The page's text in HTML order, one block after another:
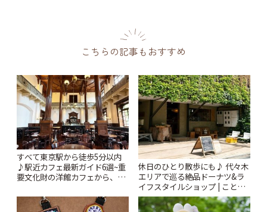
こちらの記事もおすすめ
すべて東京駅から徒歩5分以内
♪駅近カフェ最新ガイド6選~重
要文化財の洋館カフェから、改
りっぷ
休日のひとり散歩にも♪ 代々木
エリアで巡る絶品ドーナツ&ラ
イフスタイルショップ | ことり
っぷ